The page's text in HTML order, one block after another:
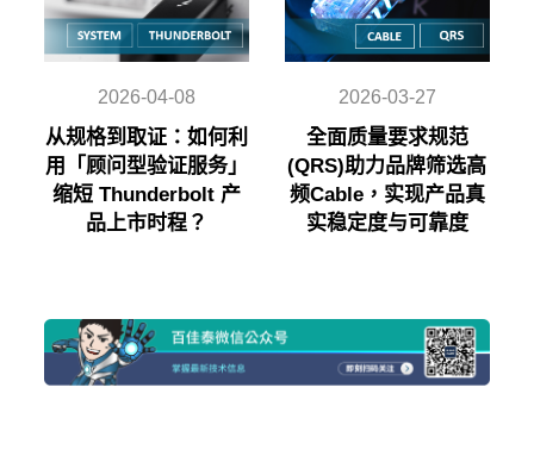
2026-04-08
从规格到取证：如何利
用「顾问型验证服务」
缩短 Thunderbolt 产
品上市时程？
2026-03-27
全面质量要求规范
(QRS)助力品牌筛选高
频Cable，实现产品真
实稳定度与可靠度